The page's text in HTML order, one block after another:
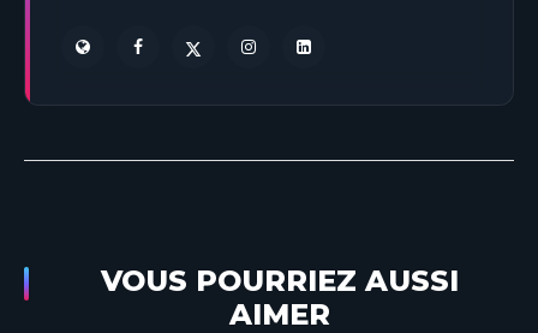
VOUS POURRIEZ AUSSI
AIMER